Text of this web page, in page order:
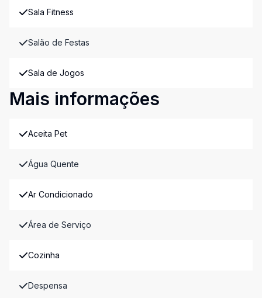
Sala Fitness
Salão de Festas
Sala de Jogos
Mais informações
Aceita Pet
Água Quente
Ar Condicionado
Área de Serviço
Cozinha
Despensa